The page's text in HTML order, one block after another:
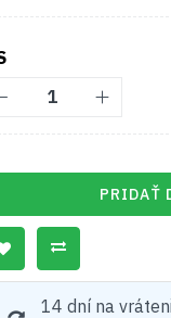
PRIDAŤ
14 dní na